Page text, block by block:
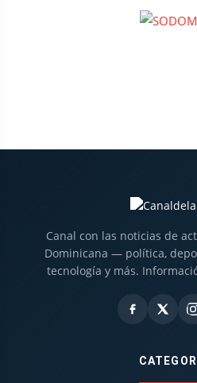
Canal con las noticias de
Dominicana — política,
tecnología y más.